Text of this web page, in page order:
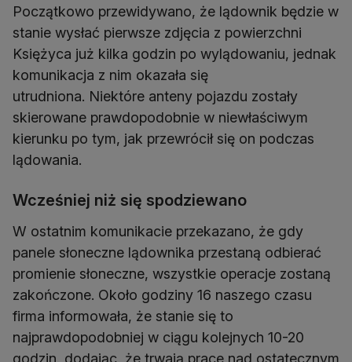
Początkowo przewidywano, że lądownik będzie w
stanie wysłać pierwsze zdjęcia z powierzchni
Księżyca już kilka godzin po wylądowaniu, jednak
komunikacja z nim okazała się
utrudniona. Niektóre anteny pojazdu zostały
skierowane prawdopodobnie w niewłaściwym
kierunku po tym, jak przewrócił się on podczas
lądowania.
Wcześniej niż się spodziewano
W ostatnim komunikacie przekazano, że gdy
panele słoneczne lądownika przestaną odbierać
promienie słoneczne, wszystkie operacje zostaną
zakończone. Około godziny 16 naszego czasu
firma informowała, że stanie się to
najprawdopodobniej w ciągu kolejnych 10-20
godzin, dodając, że trwają prace nad ostatecznym